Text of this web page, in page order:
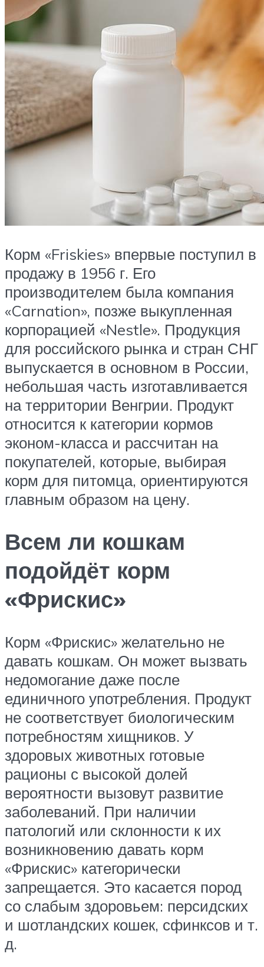
Корм «Friskies» впервые поступил в
продажу в 1956 г. Его
производителем была компания
«Carnation», позже выкупленная
корпорацией «Nestle». Продукция
для российского рынка и стран СНГ
выпускается в основном в России,
небольшая часть изготавливается
на территории Венгрии. Продукт
относится к категории кормов
эконом-класса и рассчитан на
покупателей, которые, выбирая
корм для питомца, ориентируются
главным образом на цену.
Всем ли кошкам
подойдёт корм
«Фрискис»
Корм «Фрискис» желательно не
давать кошкам. Он может вызвать
недомогание даже после
единичного употребления. Продукт
не соответствует биологическим
потребностям хищников. У
здоровых животных готовые
рационы с высокой долей
вероятности вызовут развитие
заболеваний. При наличии
патологий или склонности к их
возникновению давать корм
«Фрискис» категорически
запрещается. Это касается пород
со слабым здоровьем: персидских
и шотландских кошек, сфинксов и т.
д.